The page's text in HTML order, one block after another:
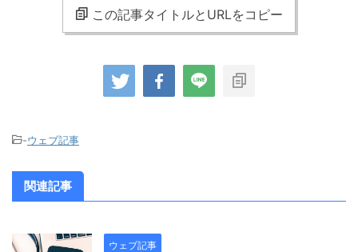
この記事タイトルとURLをコピー
-ウェブ記事
関連記事
ウェブ記事